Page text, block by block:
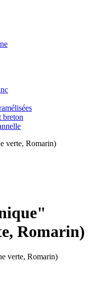
breton
verte, Romarin)
Romarin)